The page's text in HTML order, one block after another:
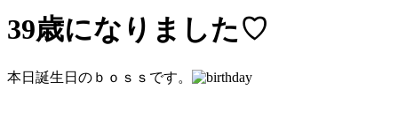
39歳になりました♡
本日誕生日のｂｏｓｓです。